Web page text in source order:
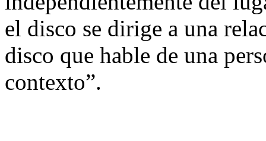
el disco se dirige a una
disco que hable de una
contexto”.